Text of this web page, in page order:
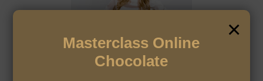
×
Masterclass Online
Chocolate